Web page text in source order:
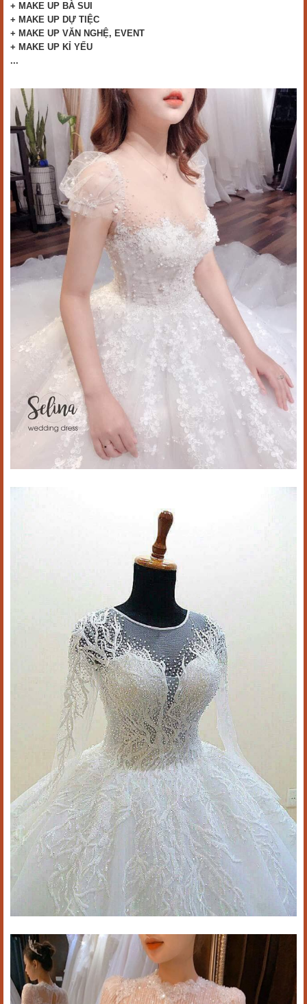
+ MAKE UP BÀ SUI
+ MAKE UP DỰ TIỆC
+ MAKE UP VĂN NGHỆ, EVENT
+ MAKE UP KỈ YẾU
...